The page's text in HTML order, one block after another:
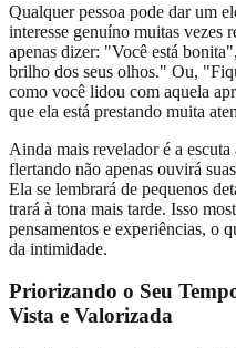
Qualquer pessoa pode dar um
interesse genuíno muitas vezes
apenas dizer: "Você está
brilho dos seus olhos." Ou,
como você lidou com aquela
que ela está prestando muita
Ainda mais revelador é a
flertando não apenas ouvirá
Ela se lembrará de pequenos
trará à tona mais tarde. Isso
pensamentos e experiências, o
da intimidade.
Priorizando o Seu
Vista e Valorizada